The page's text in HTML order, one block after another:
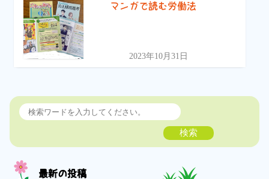
マンガで読む労働法
2023年10月31日
検索
最新の投稿